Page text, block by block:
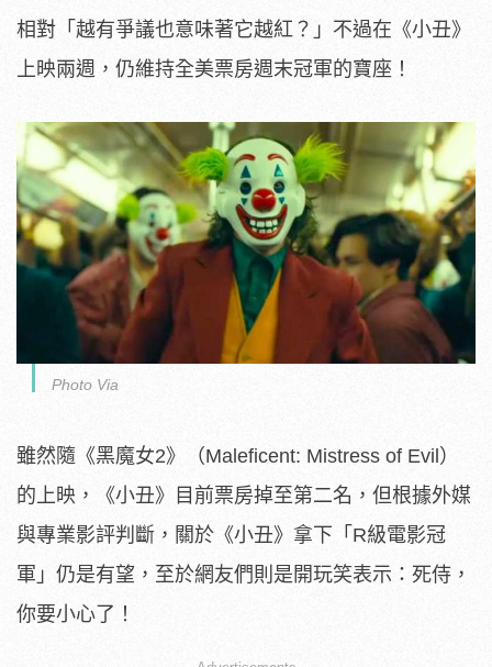
相對「越有爭議也意味著它越紅？」不過在《小丑》
上映兩週，仍維持全美票房週末冠軍的寶座！
Photo Via
雖然隨《黑魔女2》（Maleficent: Mistress of Evil）
的上映，《小丑》目前票房掉至第二名，但根據外媒
與專業影評判斷，關於《小丑》拿下「R級電影冠
軍」仍是有望，至於網友們則是開玩笑表示：死侍，
你要小心了！